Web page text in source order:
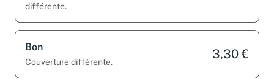
différente.
Bon
Couverture différente.
3,30 €